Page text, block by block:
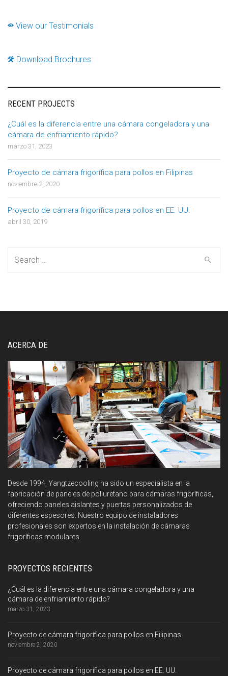
View our Testimonials
Download Brochures
RECENT PROJECTS
¿Cuál es la diferencia entre una cámara congeladora y una
cámara de enfriamiento rápido?
marzo 31, 2023
Proyecto de cámara frigorífica para pollos en Filipinas
noviembre 2, 2020
Proyecto de cámara frigorífica para pollos en EE. UU.
abril 30, 2019
ACERCA DE
Desde 1994, Yangtzecooling ha sido un especialista en la
fabricación de paneles de poliuretano para cámaras frigoríficas,
ofreciendo paneles aislantes y puertas personalizados de
diferentes espesores. Nuestro equipo de instaladores
profesionales son expertos en la instalación de cámaras
frigoríficas modulares.
PROYECTOS RECIENTES
¿Cuál es la diferencia entre una cámara congeladora y una
cámara de enfriamiento rápido?
marzo 31, 2023
Proyecto de cámara frigorífica para pollos en Filipinas
noviembre 2, 2020
Proyecto de cámara frigorífica para pollos en EE. UU.